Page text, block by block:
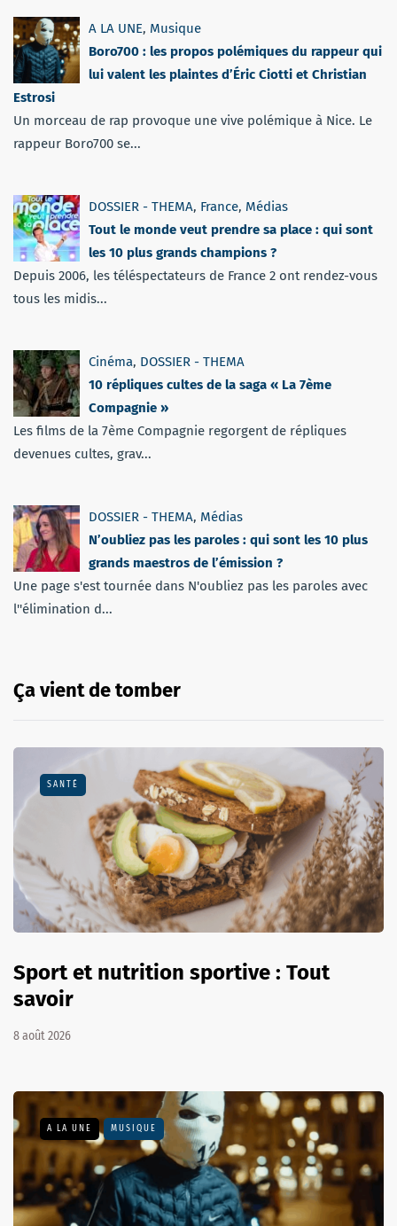
A LA UNE, Musique
Boro700 : les propos polémiques du rappeur qui
lui valent les plaintes d’Éric Ciotti et Christian
Estrosi
Un morceau de rap provoque une vive polémique à Nice. Le
rappeur Boro700 se...
DOSSIER - THEMA, France, Médias
Tout le monde veut prendre sa place : qui sont
les 10 plus grands champions ?
Depuis 2006, les téléspectateurs de France 2 ont rendez-vous
tous les midis...
Cinéma, DOSSIER - THEMA
10 répliques cultes de la saga « La 7ème
Compagnie »
Les films de la 7ème Compagnie regorgent de répliques
devenues cultes, grav...
DOSSIER - THEMA, Médias
N’oubliez pas les paroles : qui sont les 10 plus
grands maestros de l’émission ?
Une page s'est tournée dans N'oubliez pas les paroles avec
l''élimination d...
Ça vient de tomber
SANTÉ
Sport et nutrition sportive : Tout
savoir
8 août 2026
A LA UNE MUSIQUE